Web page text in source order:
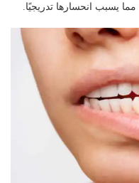
مما يسبب انحسارها تدريجيًا.